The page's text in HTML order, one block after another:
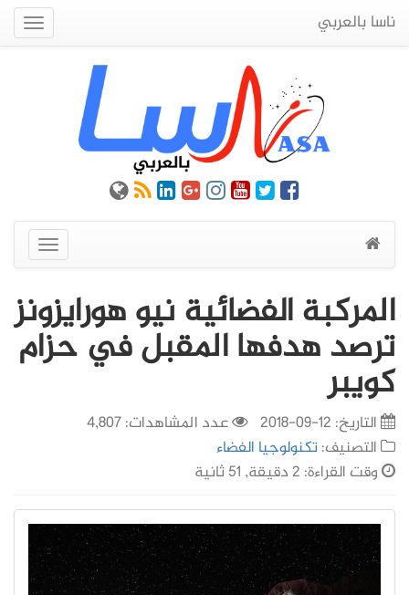
ناسا بالعربي
عرض
القائمة
المركبة الفضائية نيو هورايزونز
ترصد هدفها المقبل في حزام
كويبر
التاريخ: 12-09-2018
عدد المشاهدات: 4,807
التصنيف:تكنولوجيا الفضاء
وقت القراءة: 2 دقيقة, 51 ثانية